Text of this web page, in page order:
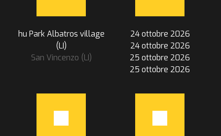
hu Park Albatros village
(LI)
San Vincenzo (LI)
24 ottobre 2026
24 ottobre 2026
25 ottobre 2026
25 ottobre 2026